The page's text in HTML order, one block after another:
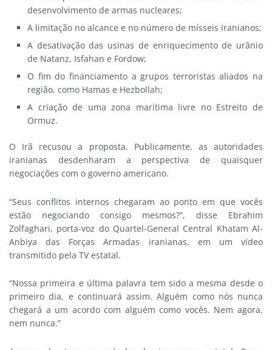
desenvolvimento de armas nucleares;
A limitação no alcance e no número de mísseis iranianos;
A desativação das usinas de enriquecimento de urânio
de Natanz, Isfahan e Fordow;
O fim do financiamento a grupos terroristas aliados na
região, como Hamas e Hezbollah;
A criação de uma zona marítima livre no Estreito de
Ormuz.
O Irã recusou a proposta. Publicamente, as autoridades
iranianas desdenharam a perspectiva de quaisquer
negociações com o governo americano.
“Seus conflitos internos chegaram ao ponto em que vocês
estão negociando consigo mesmos?”, disse Ebrahim
Zolfaghari, porta-voz do Quartel-General Central Khatam Al-
Anbiya das Forças Armadas iranianas, em um vídeo
transmitido pela TV estatal.
“Nossa primeira e última palavra tem sido a mesma desde o
primeiro dia, e continuará assim. Alguém como nós nunca
chegará a um acordo com alguém como vocês. Nem agora,
nem nunca.”